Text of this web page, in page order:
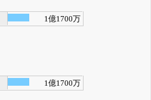
1億1700万
1億1700万